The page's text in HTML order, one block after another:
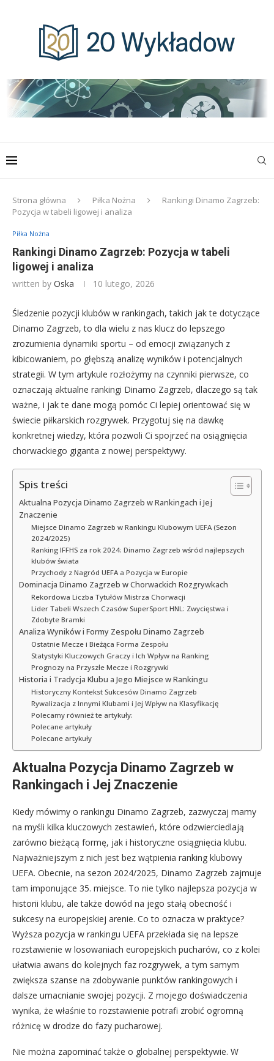
Strona główna Piłka Nożna
Rankingi Dinamo Zagrzeb:
Pozycja w tabeli ligowej i analiza
Piłka Nożna
Rankingi Dinamo Zagrzeb: Pozycja w tabeli
ligowej i analiza
written by Oska 10 lutego, 2026
Śledzenie pozycji klubów w rankingach, takich jak te dotyczące
Dinamo Zagrzeb, to dla wielu z nas klucz do lepszego
zrozumienia dynamiki sportu – od emocji związanych z
kibicowaniem, po głębszą analizę wyników i potencjalnych
strategii. W tym artykule rozłożymy na czynniki pierwsze, co
oznaczają aktualne rankingi Dinamo Zagrzeb, dlaczego są tak
ważne, i jak te dane mogą pomóc Ci lepiej orientować się w
świecie piłkarskich rozgrywek. Przygotuj się na dawkę
konkretnej wiedzy, która pozwoli Ci spojrzeć na osiągnięcia
chorwackiego giganta z nowej perspektywy.
Spis treści
Aktualna Pozycja Dinamo Zagrzeb w Rankingach i Jej
Znaczenie
Miejsce Dinamo Zagrzeb w Rankingu Klubowym UEFA (Sezon
2024/2025)
Ranking IFFHS za rok 2024: Dinamo Zagrzeb wśród najlepszych
klubów świata
Przychody z Nagród UEFA a Pozycja w Europie
Dominacja Dinamo Zagrzeb w Chorwackich Rozgrywkach
Rekordowa Liczba Tytułów Mistrza Chorwacji
Lider Tabeli Wszech Czasów SuperSport HNL: Zwycięstwa i
Zdobyte Bramki
Analiza Wyników i Formy Zespołu Dinamo Zagrzeb
Ostatnie Mecze i Bieżąca Forma Zespołu
Statystyki Kluczowych Graczy i Ich Wpływ na Ranking
Prognozy na Przyszłe Mecze i Rozgrywki
Historia i Tradycja Klubu a Jego Miejsce w Rankingu
Historyczny Kontekst Sukcesów Dinamo Zagrzeb
Rywalizacja z Innymi Klubami i Jej Wpływ na Klasyfikację
Polecamy również te artykuły:
Polecane artykuły
Polecane artykuły
Aktualna Pozycja Dinamo Zagrzeb w
Rankingach i Jej Znaczenie
Kiedy mówimy o rankingu Dinamo Zagrzeb, zazwyczaj mamy
na myśli kilka kluczowych zestawień, które odzwierciedlają
zarówno bieżącą formę, jak i historyczne osiągnięcia klubu.
Najważniejszym z nich jest bez wątpienia ranking klubowy
UEFA. Obecnie, na sezon 2024/2025, Dinamo Zagrzeb zajmuje
tam imponujące 35. miejsce. To nie tylko najlepsza pozycja w
historii klubu, ale także dowód na jego stałą obecność i
sukcesy na europejskiej arenie. Co to oznacza w praktyce?
Wyższa pozycja w rankingu UEFA przekłada się na lepsze
rozstawienie w losowaniach europejskich pucharów, co z kolei
ułatwia awans do kolejnych faz rozgrywek, a tym samym
zwiększa szanse na zdobywanie punktów rankingowych i
dalsze umacnianie swojej pozycji. Z mojego doświadczenia
wynika, że właśnie to rozstawienie potrafi zrobić ogromną
różnicę w drodze do fazy pucharowej.
Nie można zapominać także o globalnej perspektywie. W